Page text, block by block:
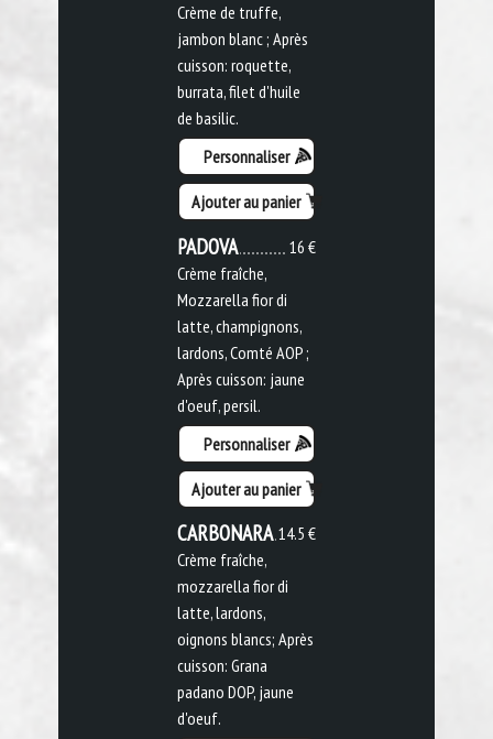
Crème de truffe,
jambon blanc ; Après
cuisson: roquette,
burrata, filet d'huile
de basilic.
Personnaliser
Ajouter au panier
16 €
PADOVA
Crème fraîche,
Mozzarella fior di
latte, champignons,
lardons, Comté AOP ;
Après cuisson: jaune
d'oeuf, persil.
Personnaliser
Ajouter au panier
14.5 €
CARBONARA
Crème fraîche,
mozzarella fior di
latte, lardons,
oignons blancs; Après
cuisson: Grana
padano DOP, jaune
d'oeuf.